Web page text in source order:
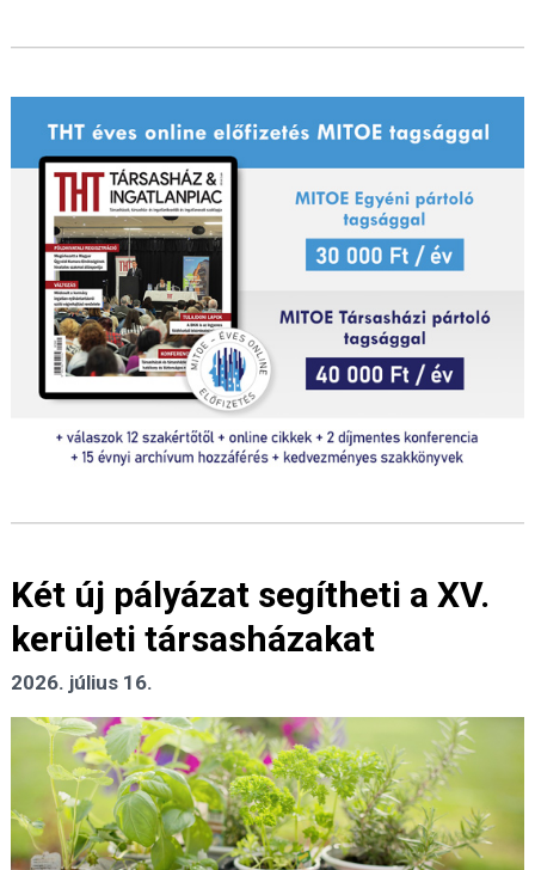
Két új pályázat segítheti a XV.
kerületi társasházakat
2026. július 16.